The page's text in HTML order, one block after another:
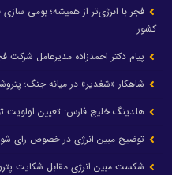
فجر با انرژی‌تر از همیشه؛ بومی
کشور
پیام دکتر احمدزاده مدیرعامل شرکت
شاهکار «شغدیر» در میانه جنگ؛
هلدینگ خلیج فارس: تعیین اولویت
توضیح مبین انرژی در خصوص رای
شکست مبین انرژی مقابل شکایت